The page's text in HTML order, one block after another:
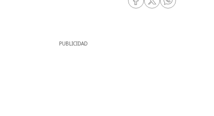
RRSS Facebook
RRSS Twitter
RRSS